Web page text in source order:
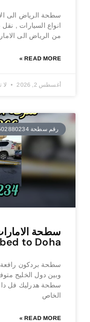
سطحة الرياض الى
انواع السيارات ,
من الرياض الى
READ MORE »
أغسطس 2, 2026 لا
رقم سطحة 00971502880234
to Doha
سطحة بردكون
وبين دول الخليج
سطحة هدرليك فل
الخاص
READ MORE »